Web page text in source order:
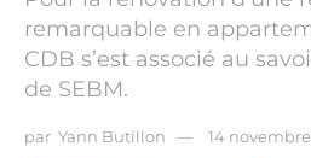
remarquable en
CDB s’est associé au
de SEBM.
par Yann Butillon 14